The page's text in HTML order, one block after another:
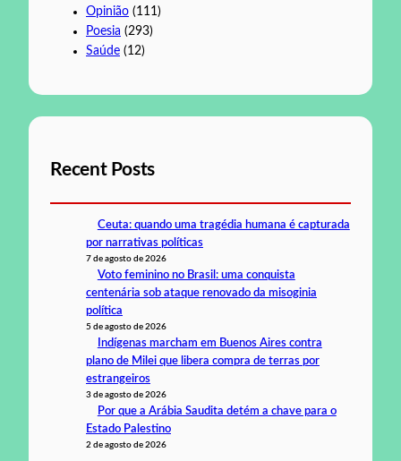
Opinião (111)
Poesia (293)
Saúde (12)
Recent Posts
Ceuta: quando uma tragédia humana é capturada
por narrativas políticas
7 de agosto de 2026
Voto feminino no Brasil: uma conquista
centenária sob ataque renovado da misoginia
política
5 de agosto de 2026
Indígenas marcham em Buenos Aires contra
plano de Milei que libera compra de terras por
estrangeiros
3 de agosto de 2026
Por que a Arábia Saudita detém a chave para o
Estado Palestino
2 de agosto de 2026